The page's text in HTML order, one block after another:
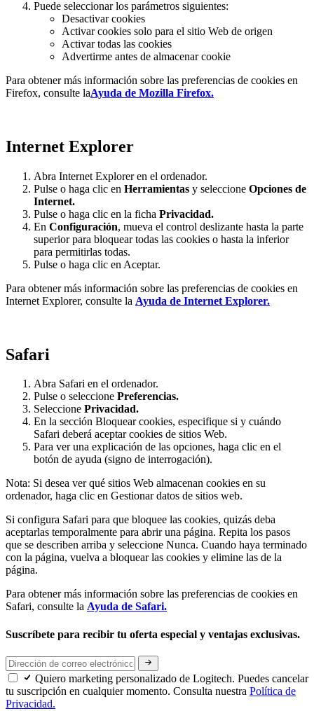
Puede seleccionar los parámetros siguientes:
Desactivar cookies
Activar cookies solo para el sitio Web de origen
Activar todas las cookies
Advertirme antes de almacenar cookie
Para obtener más información sobre las preferencias de cookies en
Firefox, consulte laAyuda de Mozilla Firefox.
Internet Explorer
Abra Internet Explorer en el ordenador.
Pulse o haga clic en Herramientas y seleccione Opciones de
Internet.
Pulse o haga clic en la ficha Privacidad.
En Configuración, mueva el control deslizante hasta la parte
superior para bloquear todas las cookies o hasta la inferior
para permitirlas todas.
Pulse o haga clic en Aceptar.
Para obtener más información sobre las preferencias de cookies en
Internet Explorer, consulte la Ayuda de Internet Explorer.
Safari
Abra Safari en el ordenador.
Pulse o seleccione Preferencias.
Seleccione Privacidad.
En la sección Bloquear cookies, especifique si y cuándo
Safari deberá aceptar cookies de sitios Web.
Para ver una explicación de las opciones, haga clic en el
botón de ayuda (signo de interrogación).
Nota: Si desea ver qué sitios Web almacenan cookies en su
ordenador, haga clic en Gestionar datos de sitios web.
Si configura Safari para que bloquee las cookies, quizás deba
aceptarlas temporalmente para abrir una página. Repita los pasos
que se describen arriba y seleccione Nunca. Cuando haya terminado
con la página, vuelva a bloquear las cookies y elimine las de la
página.
Para obtener más información sobre las preferencias de cookies en
Safari, consulte la Ayuda de Safari.
Suscríbete para recibir tu oferta especial y ventajas exclusivas.
Quiero marketing personalizado de Logitech. Puedes cancelar
tu suscripción en cualquier momento. Consulta nuestra Política de
Privacidad.